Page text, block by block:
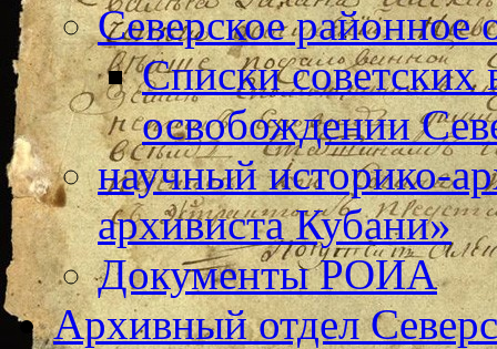
Северское
Списки
освобождении
научный историко-
архивиста Кубани»
Документы РОИА
Архивный отдел